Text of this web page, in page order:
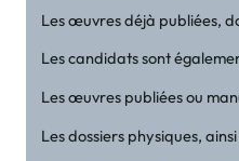
Les œuvres déjà publiées,
Les candidats sont
Les œuvres publiées ou
Les dossiers physiques,